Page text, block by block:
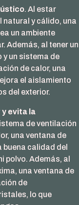
. Al estar
y cálido, una
un ambiente
Además, al tener un
un sistema de
de calor, una
el aislamiento
del exterior.
evita la
de ventilación
una ventana de
calidad del
polvo. Además, al
una ventana de
de
lo que